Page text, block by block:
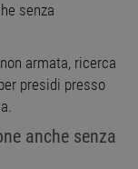
senza
armata, ricerca
presidi presso
anche senza